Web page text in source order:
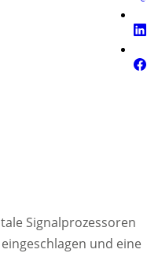
Signalprozessoren
und eine